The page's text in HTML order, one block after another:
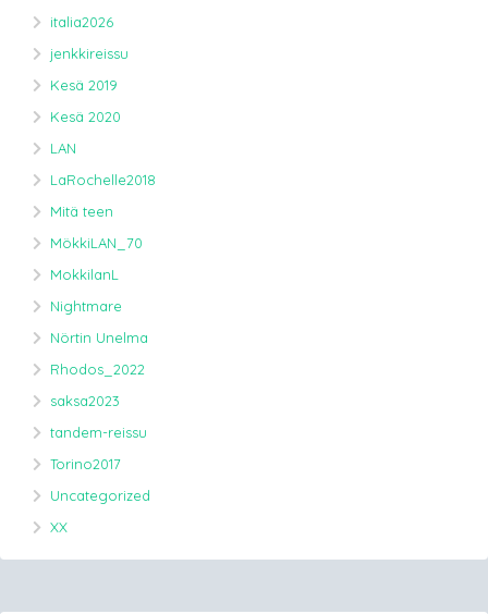
italia2026
jenkkireissu
Kesä 2019
Kesä 2020
LAN
LaRochelle2018
Mitä teen
MökkiLAN_70
MokkilanL
Nightmare
Nörtin Unelma
Rhodos_2022
saksa2023
tandem-reissu
Torino2017
Uncategorized
XX